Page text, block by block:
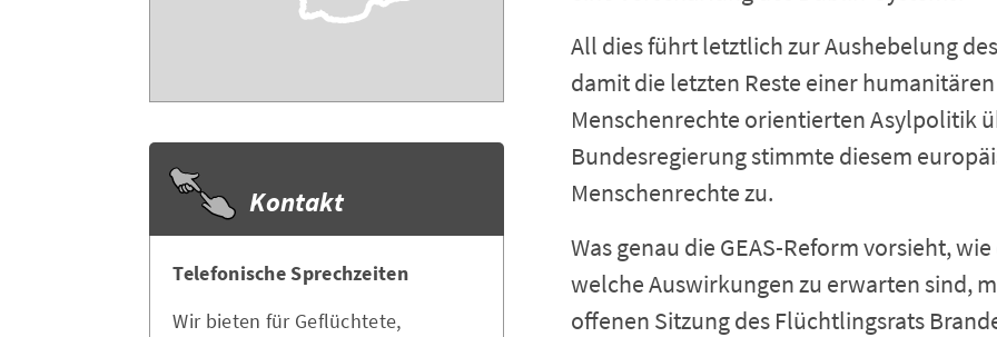
All dies führt letztlich zur Aushebelung
damit die letzten Reste einer
Menschenrechte orientierten Asylpolitik
Bundesregierung stimmte diesem
Menschenrechte zu.
Was genau die GEAS-Reform vorsieht,
welche Auswirkungen zu erwarten sind,
offenen Sitzung des Flüchtlingsrats
Kontakt
Telefonische Sprechzeiten
Wir bieten für Geflüchtete,